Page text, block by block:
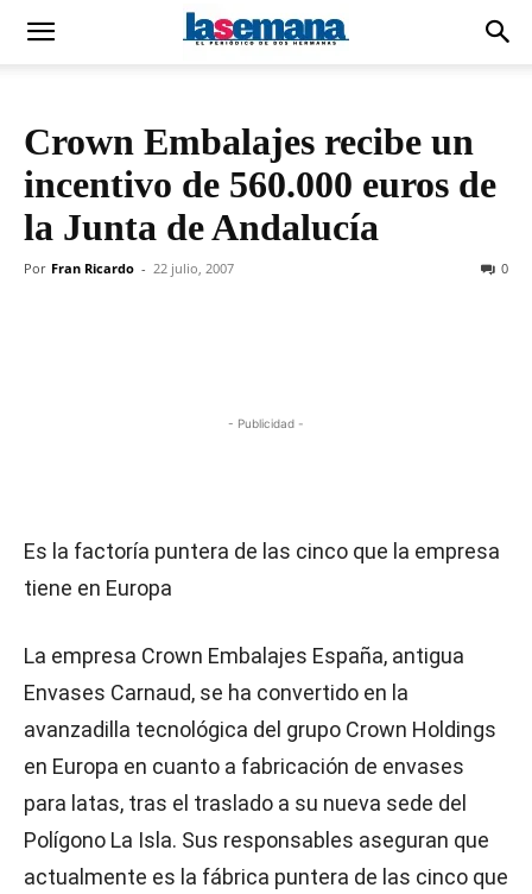
Crown Embalajes recibe un
incentivo de 560.000 euros de
la Junta de Andalucía
Por Fran Ricardo - 22 julio, 2007 0
- Publicidad -
Es la factoría puntera de las cinco que la empresa
tiene en Europa
La empresa Crown Embalajes España, antigua
Envases Carnaud, se ha convertido en la
avanzadilla tecnológica del grupo Crown Holdings
en Europa en cuanto a fabricación de envases
para latas, tras el traslado a su nueva sede del
Polígono La Isla. Sus responsables aseguran que
actualmente es la fábrica puntera de las cinco que